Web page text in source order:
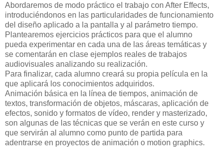
Abordaremos de modo práctico el trabajo con After Effects,
introduciéndonos en las particularidades de funcionamiento
del diseño aplicado a la pantalla y al parámetro tiempo.
Plantearemos ejercicios prácticos para que el alumno
pueda experimentar en cada una de las áreas temáticas y
se comentarán en clase ejemplos reales de trabajos
audiovisuales analizando su realización.
Para finalizar, cada alumno creará su propia película en la
que aplicará los conocimientos adquiridos.
Animación básica en la línea de tiempos, animación de
textos, transformación de objetos, máscaras, aplicación de
efectos, sonido y formatos de vídeo, render y masterizado,
son algunas de las técnicas que se verán en este curso y
que servirán al alumno como punto de partida para
adentrarse en proyectos de animación o motion graphics.